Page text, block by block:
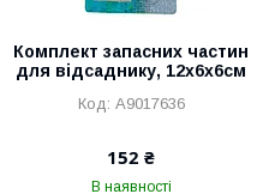
Комплект запасних частин
для відсаднику, 12х6х6см
A9017636
152 ₴
В наявності